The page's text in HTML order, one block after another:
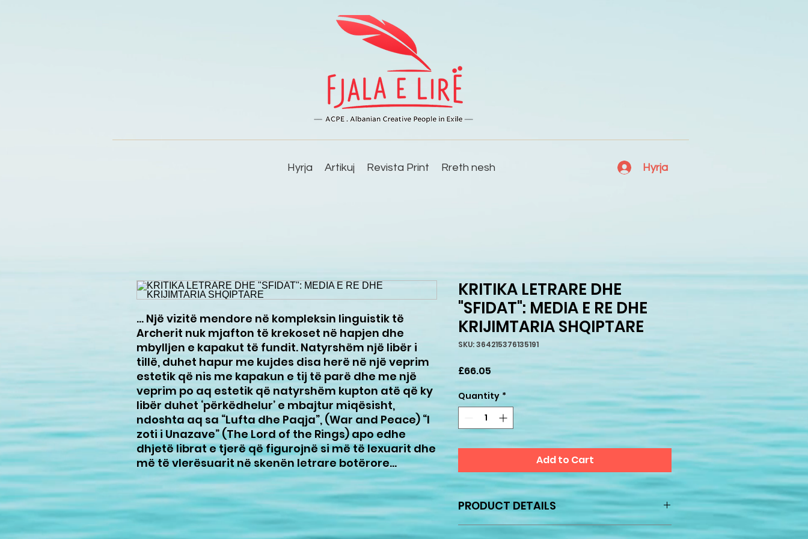
Hyrja Artikuj Revista Print Rreth nesh Hyrja
... Një vizitë mendore në kompleksin linguistik të
Archerit nuk mjafton të krekoset në hapjen dhe
mbylljen e kapakut të fundit. Natyrshëm një libër i
tillë, duhet hapur me kujdes disa herë në një veprim
estetik që nis me kapakun e tij të parë dhe me një
veprim po aq estetik që natyrshëm kupton atë që ky
libër duhet ‘përkëdhelur’ e mbajtur miqësisht,
ndoshta aq sa “Lufta dhe Paqja”, (War and Peace) “I
zoti i Unazave” (The Lord of the Rings) apo edhe
dhjetë librat e tjerë që figurojnë si më të lexuarit dhe
më të vlerësuarit në skenën letrare botërore...
KRITIKA LETRARE DHE
"SFIDAT": MEDIA E RE DHE
KRIJIMTARIA SHQIPTARE
SKU: 364215376135191
£66.05
Quantity *
Add to Cart
PRODUCT DETAILS